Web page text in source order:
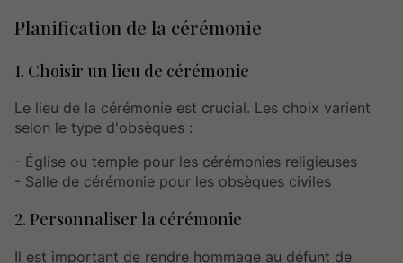
Planification de la cérémonie
1. Choisir un lieu de cérémonie
Le lieu de la cérémonie est crucial. Les choix varient
selon le type d'obsèques :
- Église ou temple pour les cérémonies religieuses
- Salle de cérémonie pour les obsèques civiles
2. Personnaliser la cérémonie
Il est important de rendre hommage au défunt de